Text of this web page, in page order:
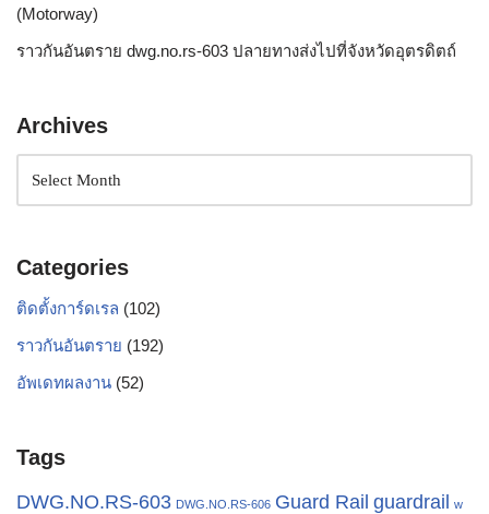
(Motorway)
ราวกันอันตราย dwg.no.rs-603 ปลายทางส่งไปที่จังหวัดอุตรดิตถ์
Archives
Categories
ติดตั้งการ์ดเรล (102)
ราวกันอันตราย (192)
อัพเดทผลงาน (52)
Tags
DWG.NO.RS-603 DWG.NO.RS-606 Guard Rail guardrail w